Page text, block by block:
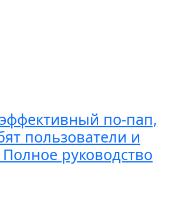
по-пап,
пользователи и
руководство